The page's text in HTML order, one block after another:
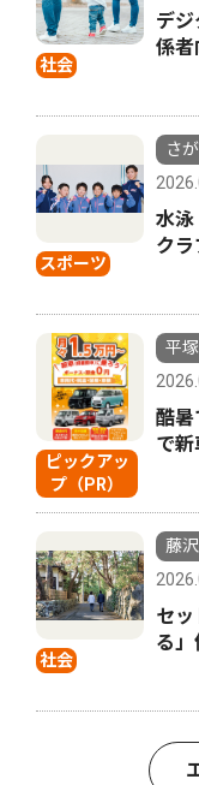
社会
デ
係者
スポーツ
さ
水
ク
ピックアッ
プ（PR）
平
酷暑
で新
社会
藤沢
セ
る